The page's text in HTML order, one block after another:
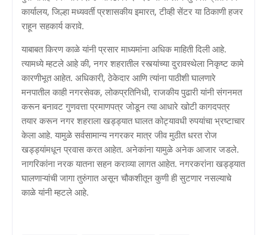
कार्यालय, जिल्हा मध्यवर्ती प्रशासकीय इमारत, टीव्ही सेंटर या ठिकाणी हजर
राहून सहकार्य करावे.
याबाबत किरण काळे यांनी प्रसार माध्यमांना अधिक माहिती दिली आहे.
त्यामध्ये म्हटले आहे की, नगर शहरातील रस्त्यांच्या दुरावस्थेला निकृष्ट कामे
कारणीभूत आहेत. अधिकारी, ठेकेदार आणि त्यांना पाठीशी घालणारे
मनपातील काही नगरसेवक, लोकप्रतिनिधी, राजकीय पुढारी यांनी संगनमत
करून बनावट गुणवत्ता प्रमाणपत्र जोडून त्या आधारे खोटी कागदपत्र
तयार करून नगर शहराला खड्ड्यात घालत कोट्यावधी रुपयांचा भ्रष्टाचार
केला आहे. यामुळे सर्वसामान्य नगरकर मात्र जीव मुठीत धरत रोज
खड्ड्यांमधून प्रवास करत आहेत. अनेकांना यामुळे अनेक आजार जडले.
नागरिकांना नरक यातना सहन कराव्या लागत आहेत. नगरकरांना खड्ड्यात
घालणाऱ्यांची जागा तुरुंगात असून चौकशीतून कुणी ही सुटणार नसल्याचे
काळे यांनी म्हटले आहे.